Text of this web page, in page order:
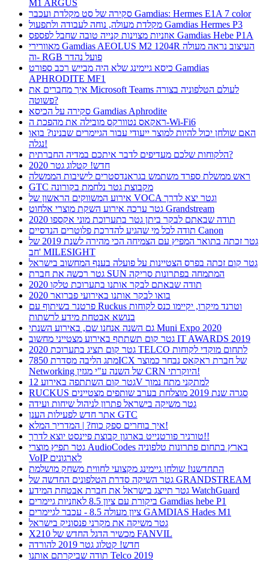
M1 ARGUS
סקירה של סט מקלדת ועכבר Gamdias: Hermes E1A 7 color
מקלדת מעולה, נוחה לעבודה ולתפעול Gamdias Hermes P3
אוזניות מצוינות קנייה טובה שחבל לפספס Gamdias Hebe P1A
מאוורירי Gamdias AEOLUS M2 1204R העיצוב נראה מעולה
וה- RGB פועל נהדר
כיסא גיימינג שלא היה מבייש רכב ספורט Gamdias
APHRODITE MF1
איך מחברים את Microsoft Teams לעולם הטלפוניה בצורה
פשוטה?
סקירה על הכיסא Gamdias Aphrodite
ראקאס נטוורקס מובילה את מהפכת ה-Wi-Fi6
האם שולחן יכול להיות למוצר ייעודי עבור הגיימרים שבנינו? בואו
נגלה!
הלקוחות שלכם מעדיפים לדבר איתכם במדיה החברתית?
חדש! קטלוג גטר 2020
ראש ממשלת ספרד משתמש בגראנדסטרים לישיבות הממשלה
GTC מקבוצת גטר נלחמת בקורונה
אירוע המשווקים הראשון של VOCA וגטר יצא לדרך
גטר ערכה אירוע השקת מוצרי אלחוט Grandstream
תודה שבאתם לבקר ביתן גטר בתערוכת מוני אקספו 2020
תודה לכל מי שהגיע להדרכת פלוטרים הנדסיים Canon
גטר זכתה בתואר המפיץ עם הצמיחה הכי מהירה לשנת 2019 של
חב' MILESIGHT
גטר קום זכתה בפרס הצטיינות על פועלה בענף המחשוב בישראל
גטר רכשה את חברת SUN המתמחה בפתרונות סריקה
תודה שבאתם לבקר אותנו בתערוכת טלקו 2020
בואו לבקר אותנו באירועי פברואר 2020
פרטנר בשיתוף עם Ruckus וטרנד מיקרו, יקיימו כנס לקוחות
בנושא אבטחת מידע לרשתות
גם השנה אנחנו שם, באירוע השנתי Muni Expo 2020
גטר קום תשתתף באירוע מצטייני מחשוב IT AWARDS 2019
גטר קום תציג בתערוכת 2020 TELCO לתחום מוקדי לקוחות
מתג הליבה מסדרת 7850ICX של חברת ראקאס נבחר כמוצר
Networking של השנה ע"י מגזין CRN היוקרתי!
גטר קום השתתפה באירוע 12V למתקני מתח נמוך
RUCKUS סגרה שנת 2019 מוצלחת בערב שותפים מצטיינים
גטר משיקה בישראל פתרון לניהול שיחות ועידה
אתר חדש לפעילות הענן GTC
איך בוחרים ספק כוח? | המדריך המלא!
טורניר פורטנייט בארגון קבוצת פיינסט יוצא לדרך!!
גטר תפיץ מוצרי AudioCodes בארץ בתחום פתרונות טלפוניה
VoIP לארגונים
התחדשנו! שולחן גיימינג מקצועי לחווית משחק מושלמת
גטר השיקה סדרת הטלפונים החדשה של GRANDSTREAM
גטר תייצג בישראל את חברת אבטחת המידע WatchGuard
ביקורת עם ציון 8.5 לאוזניות גיימרים Gamdias hebe P1
ציון מעולה 8.5 - עכבר לגיימרים GAMDIAS Hades M1
גטר משיקה את מקרני פנסוניק בישראל
X210 מכשיר הדגל החדש של FANVIL
חדש! קטלוג גטר 2019 להורדה
תודה שביקרתם אותנו Telco 2019